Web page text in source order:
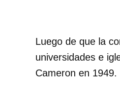
Luego de que la
universidades e
Cameron en 1949.